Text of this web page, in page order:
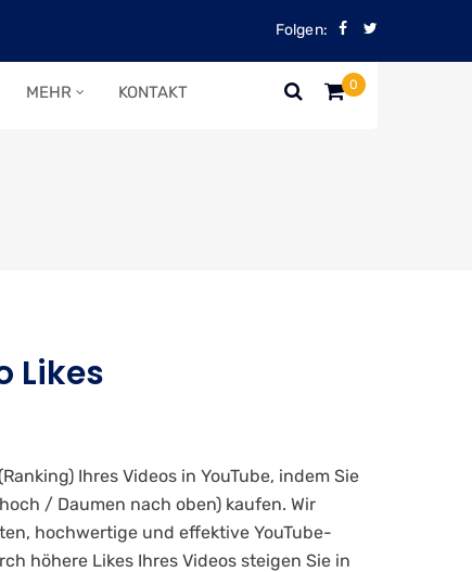
Folgen:
0
MEHR KONTAKT
Likes
Ihres Videos in YouTube, indem Sie
/ Daumen nach oben) kaufen. Wir
hochwertige und effektive YouTube-
höhere Likes Ihres Videos steigen Sie in